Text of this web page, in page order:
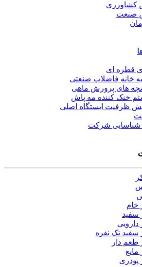
کشاورزی
صنعت
قطره ای
خانه فاضلاب صنعتی
های پرورش ماهی
خنک کننده مه پاش
ظرفیت ایستگاه اصلی
شرکت
خام
سفید
تک نفره
دار